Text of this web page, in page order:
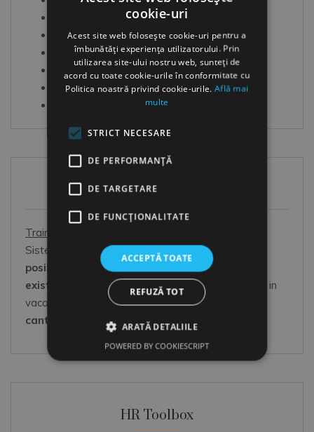
Casa noua
Lebede albe
Icoana
HR Shop
Training online HR
Sistem online de dezvoltare OOO:
Oricand este
posibil
(la orice ora din zi si din noapte),
exista o conexiune la net(acasa, in pauza la job, in
vacanta, in orice loc acoperit wireless),
cantitate
(sunteti dispus/a la un moment-dat)
HR Toolbox
cookie-uri
Acest site web folosește cookie-uri pentru a
îmbunătăți experiența utilizatorului. Prin
utilizarea site-ului nostru web, sunteți de
acord cu toate cookie-urile în conformitate cu
Politica noastră privind cookie-urile.Află mai
multe
STRICT NECESARE
DE PERFORMANȚĂ
DE TARGETARE
DE FUNCŢIONALITATE
ACCEPTĂ TOATE
REFUZĂ TOT
ARATĂ DETALIILE
POWERED BY COOKIESCRIPT